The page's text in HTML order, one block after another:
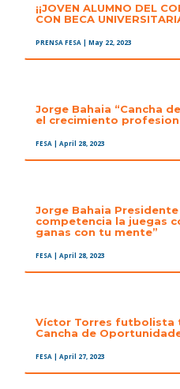
¡¡JOVEN ALUMNO DEL
CON BECA
PRENSA FESA | May 22, 2023
Jorge Bahaia “Cancha
el crecimiento
FESA | April 28, 2023
Jorge Bahaia Presidente
competencia la juegas
ganas con tu mente”
FESA | April 28, 2023
Víctor Torres futbolista
Cancha de
FESA | April 27, 2023